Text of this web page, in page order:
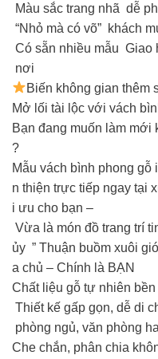
Màu sắc trang nhã dễ
“Nhỏ mà có võ” khách
Có sẵn nhiều mẫu Giao
nơi
Biến không gian thêm
Mở lối tài lộc với vách
Bạn đang muốn làm mới
?
️Mẫu vách bình phong
n thiện trực tiếp ngay tại
i ưu cho bạn –
Vừa là món đồ trang trí
ủy ” Thuận buồm xuôi
a chủ – Chính là BẠN
Chất liệu gỗ tự nhiên
Thiết kế gấp gọn, dễ di
phòng ngủ, văn phòng
Che chắn, phân chia